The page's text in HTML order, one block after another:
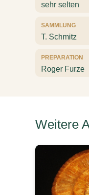
sehr selten
SAMMLUNG
T. Schmitz
PREPARATION
Roger Furze
Weitere